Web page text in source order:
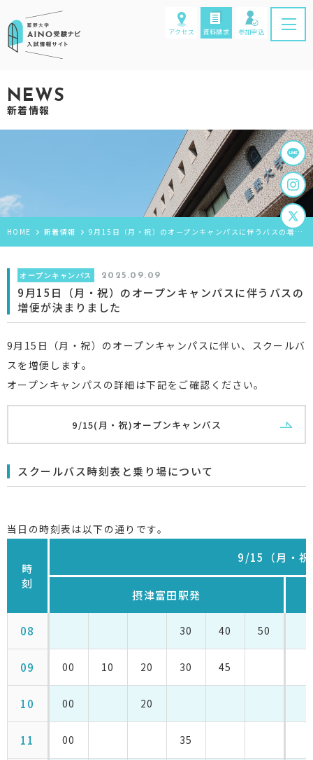
参加申込
資料請求
アクセス
NEWS
新着情報
HOME 新着情報 9月15日（月・祝）のオープンキャンパスに伴うバスの増便が決まりました
オープンキャンパス 2025.09.09
9月15日（月・祝）のオープンキャンパスに伴うバスの
増便が決まりました
9月15日（月・祝）のオープンキャンパスに伴い、スクールバ
スを増便します。
オープンキャンパスの詳細は下記をご確認ください。
9/15(月・祝)オープンキャンパス
スクールバス時刻表と乗り場について
当日の時刻表は以下の通りです。
時
刻
9/15（月・祝
摂津富田駅発
08 30 40 50
09 00 10 20 30 45
10 00 20
11 00 35